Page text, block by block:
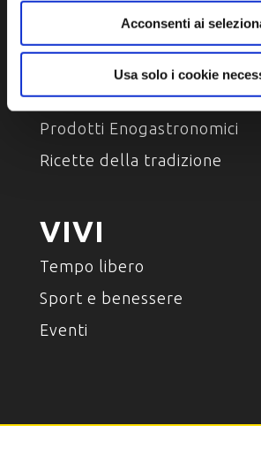
Acconsenti ai
Usa solo i cookie
ASSAPORA
Luoghi del gusto
Prodotti Enogastronomici
Ricette della tradizione
VIVI
Tempo libero
Sport e benessere
Eventi